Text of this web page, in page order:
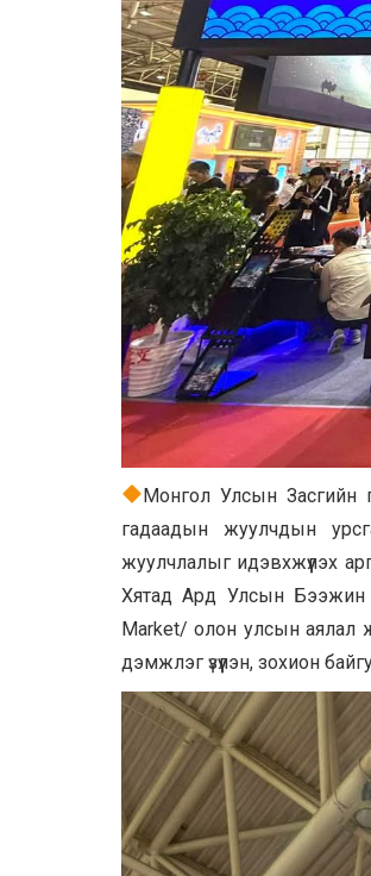
Монгол Улсын Засгийн
гадаадын жуулчдын
жуулчлалыг идэвхжүүлэх
Хятад Ард Улсын Бээжин
Market/ олон улсын аялал
дэмжлэг үзүүлэн, зохион